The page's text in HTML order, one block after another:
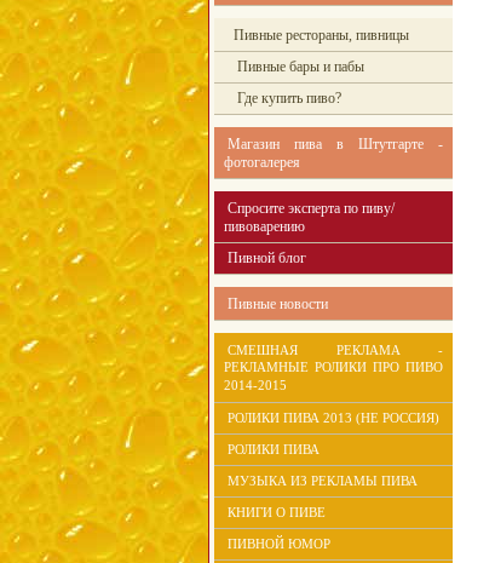
Пивные рестораны, пивницы
Пивные бары и пабы
Где купить пиво?
Магазин пива в Штутгарте -
фотогалерея
Спросите эксперта по пиву/
пивоварению
Пивной блог
Пивные новости
СМЕШНАЯ РЕКЛАМА -
РЕКЛАМНЫЕ РОЛИКИ ПРО ПИВО
2014-2015
РОЛИКИ ПИВА 2013 (НЕ РОССИЯ)
РОЛИКИ ПИВА
МУЗЫКА ИЗ РЕКЛАМЫ ПИВА
КНИГИ О ПИВЕ
ПИВНОЙ ЮМОР